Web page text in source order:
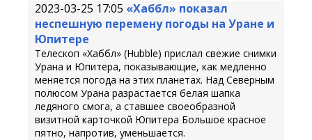
2023-03-25 17:05 «Хаббл» показал
неспешную перемену погоды на Уране и
Юпитере
Телескоп «Хаббл» (Hubble) прислал свежие снимки
Урана и Юпитера, показывающие, как медленно
меняется погода на этих планетах. Над Северным
полюсом Урана разрастается белая шапка
ледяного смога, а ставшее своеобразной
визитной карточкой Юпитера Большое красное
пятно, напротив, уменьшается.